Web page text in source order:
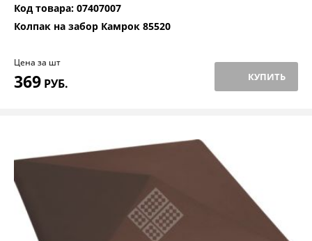
Код товара: 07407007
Колпак на забор Камрок 85520
Цена за шт
369 РУБ. КУПИТЬ